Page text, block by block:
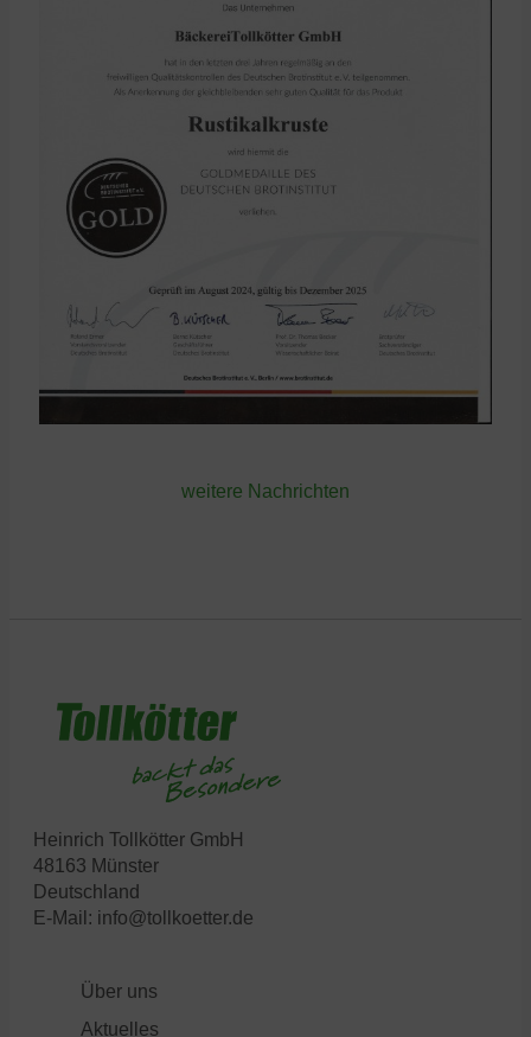
weitere Nachrichten
Heinrich Tollkötter GmbH
48163 Münster
Deutschland
E-Mail: info@tollkoetter.de
Über uns
Aktuelles